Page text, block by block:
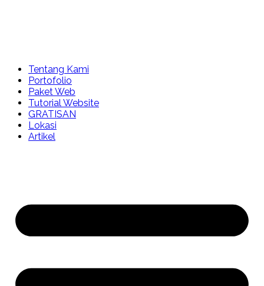
Tentang Kami
Portofolio
Paket Web
Tutorial Website
GRATISAN
Lokasi
Artikel